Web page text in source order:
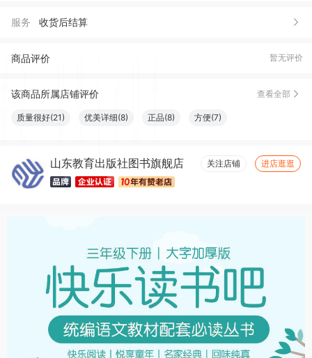
服务 收货后结算
商品评价 暂无评价
该商品所属店铺评价 查看全部
质量很好(21) 优美详细(8) 正品(8) 方便(7)
山东教育出版社图书旗舰店 关注店铺 进店逛逛